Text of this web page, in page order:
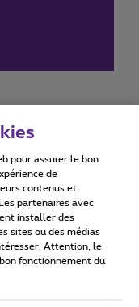
statement
pour assurer le bon
de
contenus et
partenaires avec
installer des
sites ou des médias
Attention, le
fonctionnement du